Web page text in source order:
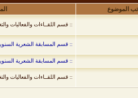
الموضوع
:: قسم اللقــاءات والفعاليات
:: قسم المسابقة الشعرية
:: قسم المسابقة الشعرية
:: قسم اللقــاءات والفعاليات